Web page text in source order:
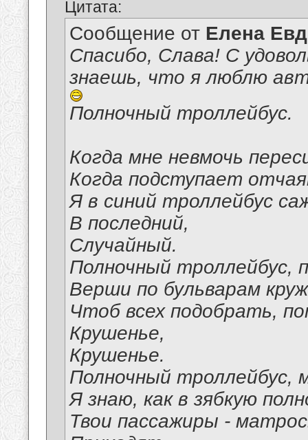
Цитата:
Сообщение от Елена
Спасибо, Слава! С
знаешь, что я люблю
Полночный троллейбус.
Когда мне невмочь
Когда подступает
Я в синий троллейбус
В последний,
Случайный.
Полночный троллейбус,
Верши по бульварам
Чтоб всех подобрать,
Крушенье,
Крушенье.
Полночный троллейбус,
Я знаю, как в зябкую
Твои пассажиры -